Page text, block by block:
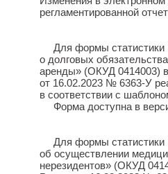
регламентированной
Для формы
о долговых
аренды» (ОКУД 0414003)
от 16.02.2023 № 6363-У
в соответствии с
Форма доступна в
Для формы
об осуществлении
нерезидентов» (ОКУД